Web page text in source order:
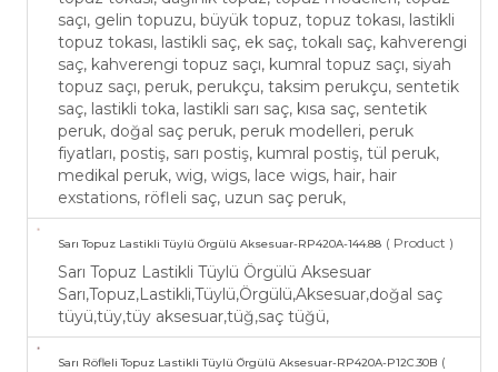
saçı, gelin topuzu, büyük topuz, topuz tokası, lastikli
topuz tokası, lastikli saç, ek saç, tokalı saç, kahverengi
saç, kahverengi topuz saçı, kumral topuz saçı, siyah
topuz saçı, peruk, perukçu, taksim perukçu, sentetik
saç, lastikli toka, lastikli sarı saç, kısa saç, sentetik
peruk, doğal saç peruk, peruk modelleri, peruk
fiyatları, postiş, sarı postiş, kumral postiş, tül peruk,
medikal peruk, wig, wigs, lace wigs, hair, hair
exstations, röfleli saç, uzun saç peruk,
Sarı Topuz Lastikli Tüylü Örgülü Aksesuar-RP420A-144.88 ( Product )
Sarı Topuz Lastikli Tüylü Örgülü Aksesuar
Sarı,Topuz,Lastikli,Tüylü,Örgülü,Aksesuar,doğal saç
tüyü,tüy,tüy aksesuar,tüğ,saç tüğü,
Sarı Röfleli Topuz Lastikli Tüylü Örgülü Aksesuar-RP420A-P12C.30B (